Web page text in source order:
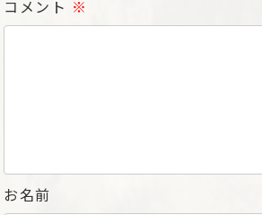
コメント ※
お名前